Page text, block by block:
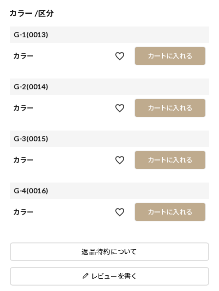
カラー 区分
G-1(0013)
カラー カートに入れる
G-2(0014)
カラー カートに入れる
G-3(0015)
カラー カートに入れる
G-4(0016)
カラー カートに入れる
返品特約について
レビューを書く